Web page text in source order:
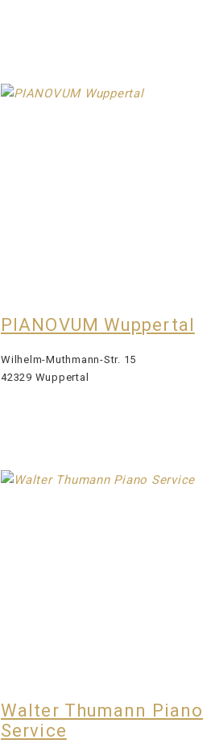
PIANOVUM Wuppertal
Wilhelm-Muthmann-Str. 15
42329 Wuppertal
Walter Thumann Piano
Service